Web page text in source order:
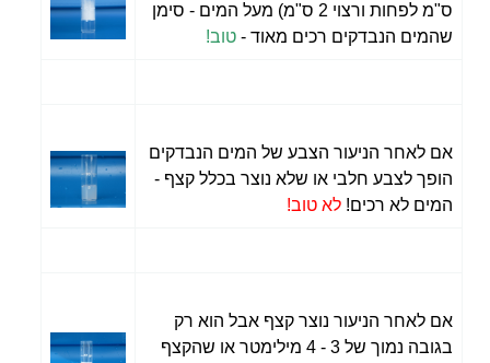
ס"מ לפחות ורצוי 2 ס"מ) מעל המים - סימן
שהמים הנבדקים רכים מאוד - טוב!
אם לאחר הניעור הצבע של המים הנבדקים
הופך לצבע חלבי או שלא נוצר בכלל קצף -
המים לא רכים! לא טוב!
אם לאחר הניעור נוצר קצף אבל הוא רק
בגובה נמוך של 3 - 4 מילימטר או שהקצף